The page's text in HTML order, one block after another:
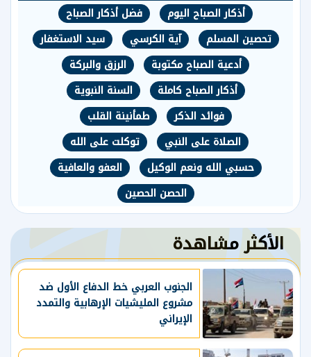
أذكار الصباح اليوم
فضل أذكار الصباح
تحصين المسلم
آية الكرسي
سيد الاستغفار
أدعية الصباح مكتوبة
الرزق والبركة
أذكار الصباح كاملة
السنة النبوية
فوائد الذكر
طمأنينة القلب
الصلاة على النبي
توكلت على الله
حسبي الله ونعم الوكيل
العفو والعافية
الحصن الحصين
الأكثر مشاهدة
الجنوب العربي خط الدفاع الأول ضد
مشروع المليشيات الإرهابية والتمدد
الإيراني